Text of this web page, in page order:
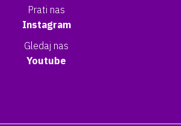
Prati nas
Instagram
Gledaj nas
Youtube